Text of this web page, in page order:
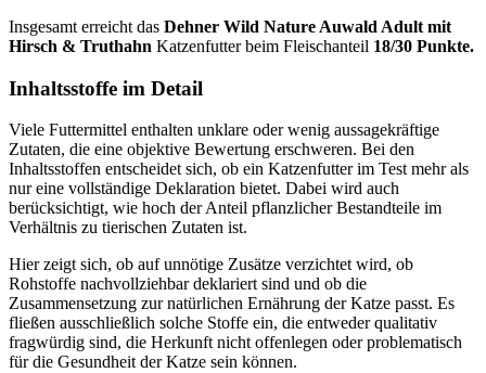
Insgesamt erreicht das Dehner Wild Nature Auwald Adult mit
Hirsch & Truthahn Katzenfutterbeim Fleischanteil 18/30 Punkte.
Inhaltsstoffe im Detail
Viele Futtermittel enthalten unklare oder wenig aussagekräftige
Zutaten, die eine objektive Bewertung erschweren. Bei den
Inhaltsstoffen entscheidet sich, ob ein Katzenfutter im Test mehr als
nur eine vollständige Deklaration bietet. Dabei wird auch
berücksichtigt, wie hoch der Anteil pflanzlicher Bestandteile im
Verhältnis zu tierischen Zutaten ist.
Hier zeigt sich, ob auf unnötige Zusätze verzichtet wird, ob
Rohstoffe nachvollziehbar deklariert sind und ob die
Zusammensetzung zur natürlichen Ernährung der Katze passt. Es
fließen ausschließlich solche Stoffe ein, die entweder qualitativ
fragwürdig sind, die Herkunft nicht offenlegen oder problematisch
für die Gesundheit der Katze sein können.